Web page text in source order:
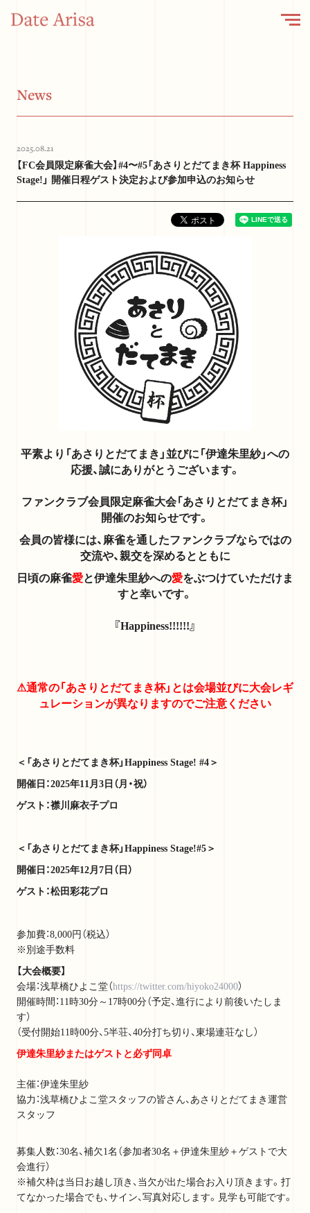
News
2025.08.21
【FC会員限定麻雀大会】#4〜#5「あさりとだてまき杯 Happiness
Stage!」 開催日程ゲスト決定および参加申込のお知らせ
平素より「あさりとだてまき」並びに「伊達朱里紗」への
応援、誠にありがとうございます。
ファンクラブ会員限定麻雀大会「あさりとだてまき杯」
開催のお知らせです。
会員の皆様には、麻雀を通したファンクラブならではの
交流や、親交を深めるとともに
日頃の麻雀愛と伊達朱里紗への愛をぶつけていただけま
すと幸いです。
『Happiness!!!!!!』
⚠︎通常の「あさりとだてまき杯」とは会場並びに大会レギ
ュレーションが異なりますのでご注意ください
＜「あさりとだてまき杯」Happiness Stage! #4＞
開催日：2025年11月3日（月・祝）
ゲスト：襟川麻衣子プロ
＜「あさりとだてまき杯」Happiness Stage!#5＞
開催日：2025年12月7日（日）
ゲスト：松田彩花プロ
参加費：8,000円（税込）
※別途手数料
【大会概要】
会場：浅草橋ひよこ堂（https://twitter.com/hiyoko24000）
開催時間：11時30分～17時00分（予定、進行により前後いたしま
す）
（受付開始11時00分、5半荘、40分打ち切り、東場連荘なし）
伊達朱里紗またはゲストと必ず同卓
主催：伊達朱里紗
協力：浅草橋ひよこ堂スタッフの皆さん、あさりとだてまき運営
スタッフ
募集人数：30名、補欠1名（参加者30名＋伊達朱里紗＋ゲストで大
会進行）
※補欠枠は当日お越し頂き、当欠が出た場合お入り頂きます。打
てなかった場合でも、サイン、写真対応します。見学も可能です。